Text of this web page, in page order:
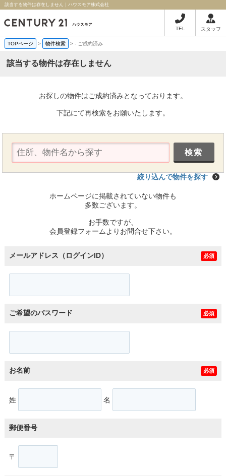
該当する物件は存在しません｜ハウスモア株式会社
TEL スタッフ
TOPページ > 物件検索 >- ご成約済み
該当する物件は存在しません
お探しの物件はご成約済みとなっております。
下記にて再検索をお願いたします。
絞り込んで物件を探す
ホームページに掲載されていない物件も
多数ございます。
お手数ですが、
会員登録フォームよりお問合せ下さい。
メールアドレス（ログインID） 必須
ご希望のパスワード 必須
お名前 必須
姓 名
郵便番号
〒